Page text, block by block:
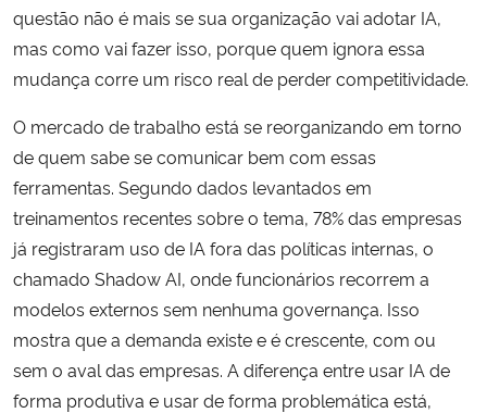
Controladoria-Geral da União
Ministério da Mulher, da Família e dos Direitos Humanos
Secretaria-Geral
Secretaria de Governo
Gabinete de Segurança Institucional
Banco Central do Brasil
questão não é mais se sua organização vai adotar IA,
mas como vai fazer isso, porque quem ignora essa
mudança corre um risco real de perder competitividade.
O mercado de trabalho está se reorganizando em torno
de quem sabe se comunicar bem com essas
ferramentas. Segundo dados levantados em
treinamentos recentes sobre o tema, 78% das empresas
já registraram uso de IA fora das políticas internas, o
chamado Shadow AI, onde funcionários recorrem a
modelos externos sem nenhuma governança. Isso
mostra que a demanda existe e é crescente, com ou
sem o aval das empresas. A diferença entre usar IA de
forma produtiva e usar de forma problemática está,